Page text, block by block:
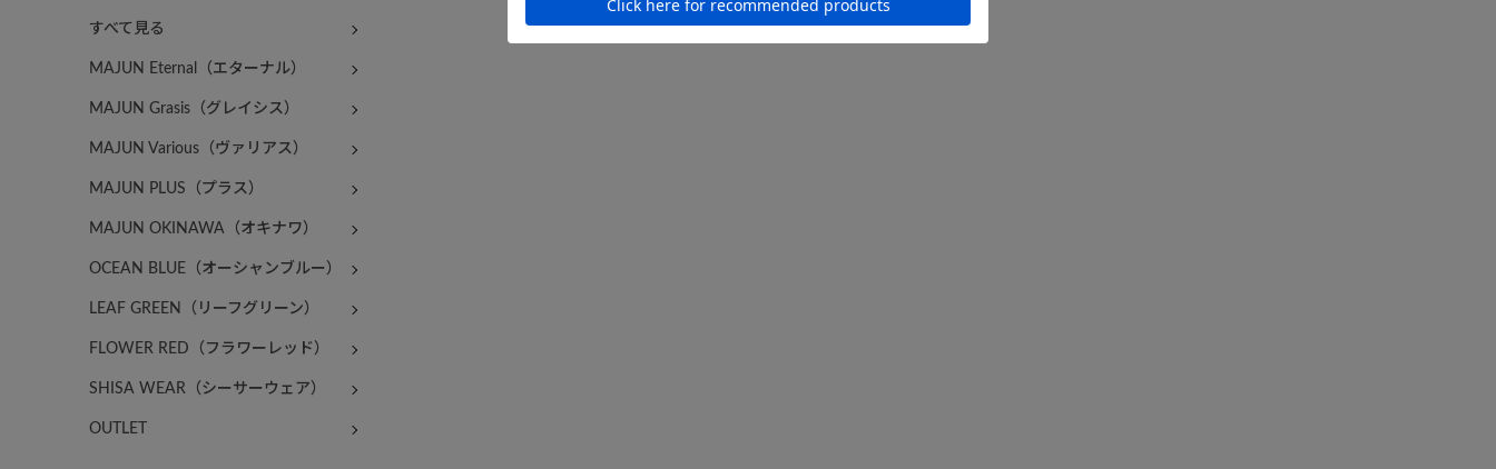
すべて見る
MAJUN Eternal（エターナル）
MAJUN Grasis（グレイシス）
MAJUN Various（ヴァリアス）
MAJUN PLUS（プラス）
MAJUN OKINAWA（オキナワ）
OCEAN BLUE（オーシャンブルー）
LEAF GREEN（リーフグリーン）
FLOWER RED（フラワーレッド）
SHISA WEAR（シーサーウェア）
OUTLET